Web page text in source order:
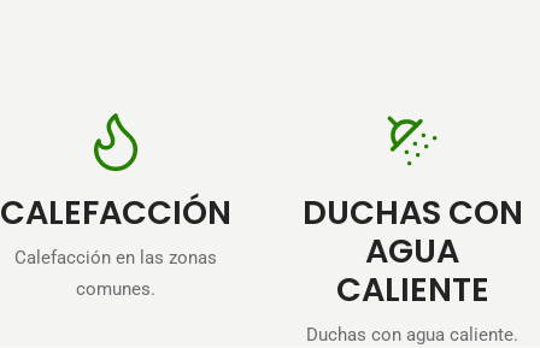
CALEFACCIÓN
Calefacción en las zonas
comunes.
DUCHAS CON
AGUA
CALIENTE
Duchas con agua caliente.